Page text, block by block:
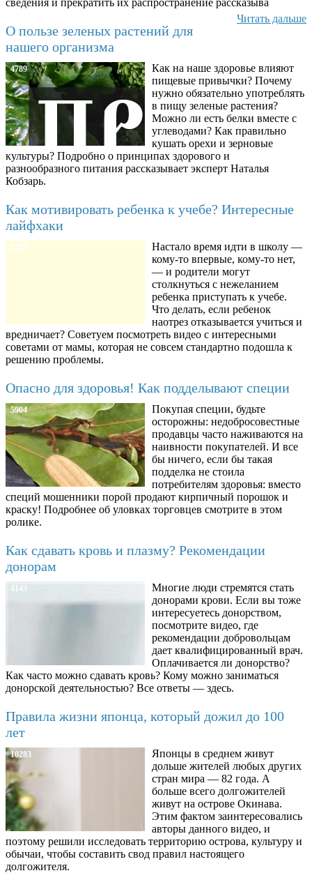
Читать дальше
О пользе зеленых растений для
нашего организма
4789
Как на наше здоровье влияют
пищевые привычки? Почему
нужно обязательно употреблять
в пищу зеленые растения?
Можно ли есть белки вместе с
углеводами? Как правильно
кушать орехи и зерновые
культуры? Подробно о принципах здорового и
разнообразного питания рассказывает эксперт Наталья
Кобзарь.
Как мотивировать ребенка к учебе? Интересные
лайфхаки
8780
Настало время идти в школу —
кому-то впервые, кому-то нет,
— и родители могут
столкнуться с нежеланием
ребенка приступать к учебе.
Что делать, если ребенок
наотрез отказывается учиться и
вредничает? Советуем посмотреть видео с интересными
советами от мамы, которая не совсем стандартно подошла к
решению проблемы.
Опасно для здоровья! Как подделывают специи
5904
Покупая специи, будьте
осторожны: недобросовестные
продавцы часто наживаются на
наивности покупателей. И все
бы ничего, если бы такая
подделка не стоила
потребителям здоровья: вместо
специй мошенники порой продают кирпичный порошок и
краску! Подробнее об уловках торговцев смотрите в этом
ролике.
Как сдавать кровь и плазму? Рекомендации
донорам
4143
Многие люди стремятся стать
донорами крови. Если вы тоже
интересуетесь донорством,
посмотрите видео, где
рекомендации добровольцам
дает квалифицированный врач.
Оплачивается ли донорство?
Как часто можно сдавать кровь? Кому можно заниматься
донорской деятельностью? Все ответы — здесь.
Правила жизни японца, который дожил до 100
лет
10283
Японцы в среднем живут
дольше жителей любых других
стран мира — 82 года. А
больше всего долгожителей
живут на острове Окинава.
Этим фактом заинтересовались
авторы данного видео, и
поэтому решили исследовать территорию острова, культуру и
обычаи, чтобы составить свод правил настоящего
долгожителя.